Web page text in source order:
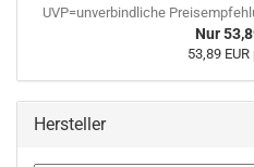
UVP=unverbindliche
Nur
53,89
Hersteller